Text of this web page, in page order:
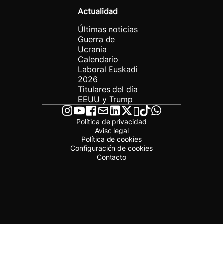
Actualidad
Últimas noticias
Guerra de
Ucrania
Calendario
Laboral Euskadi
2026
Titulares del día
EEUU y Trump
Política de privacidad
Aviso legal
Política de cookies
Configuración de cookies
Contacto